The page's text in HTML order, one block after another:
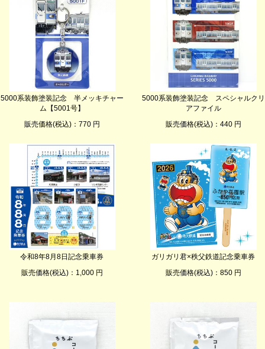
5000系装飾塗装記念 半メッキチャー
ム【5001号】
販売価格(税込)：770 円
5000系装飾塗装記念 スペシャルクリ
アファイル
販売価格(税込)：440 円
令和8年8月8日記念乗車券
販売価格(税込)：1,000 円
ガリガリ君×秩父鉄道記念乗車券
販売価格(税込)：850 円